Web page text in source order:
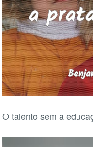
O talento sem a